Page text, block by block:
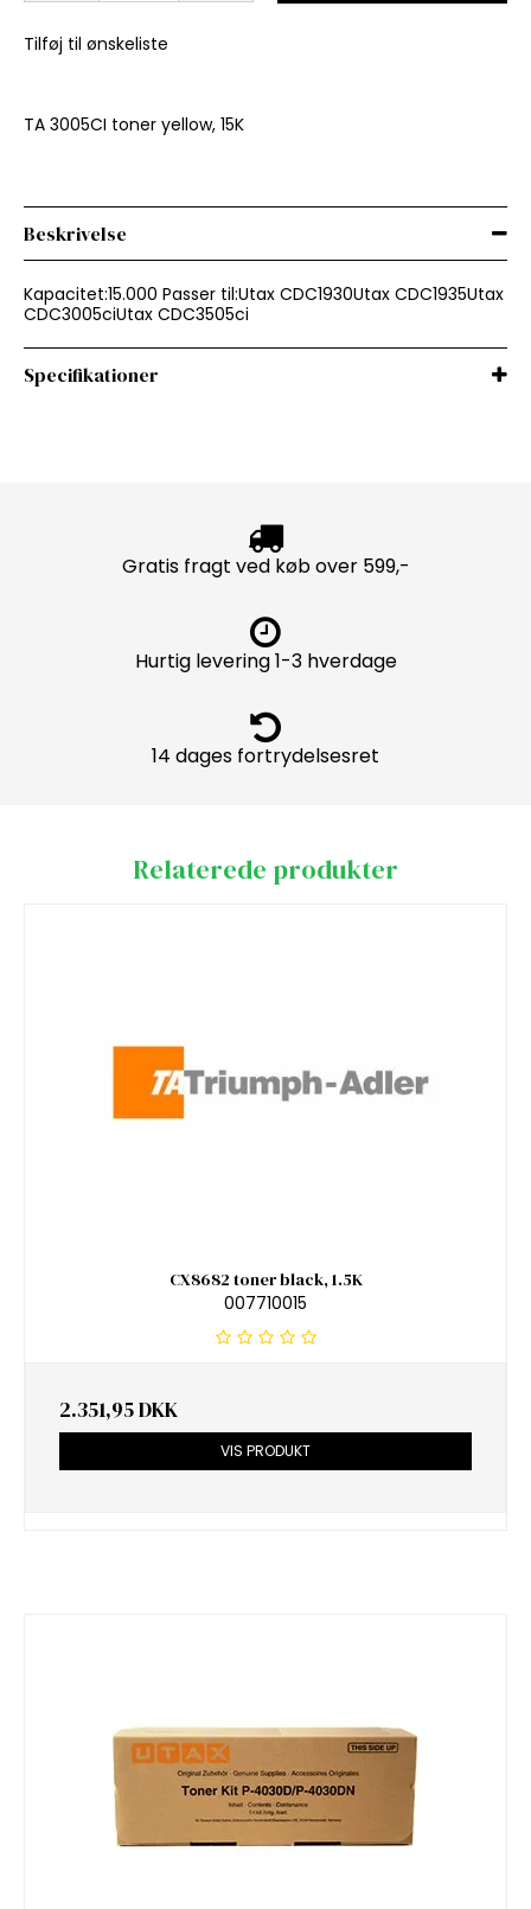
Tilføj til ønskeliste
TA 3005CI toner yellow, 15K
Beskrivelse
Kapacitet:15.000 Passer til:Utax CDC1930Utax CDC1935Utax
CDC3005ciUtax CDC3505ci
Specifikationer
Gratis fragt ved køb over 599,-
Hurtig levering 1-3 hverdage
14 dages fortrydelsesret
Relaterede produkter
CX8682 toner black, 1.5K
007710015
2.351,95 DKK
VIS PRODUKT